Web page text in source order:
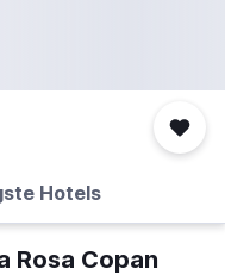
Hotels
Rosa Copan